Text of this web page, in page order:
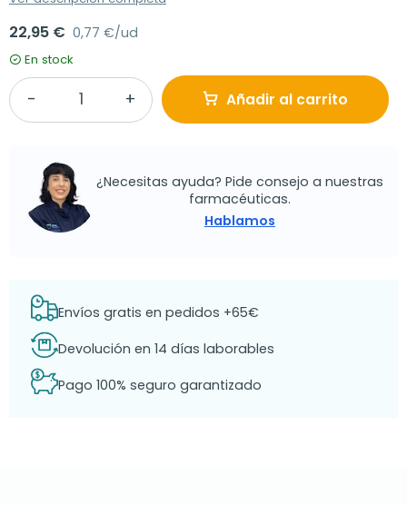
22,95 € 0,77 €/ud
En stock
Añadir al carrito
¿Necesitas ayuda? Pide consejo a nuestras
farmacéuticas.
Hablamos
Envíos gratis en pedidos +65€
Devolución en 14 días laborables
Pago 100% seguro garantizado